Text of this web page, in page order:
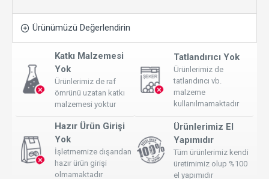
Katkı Malzemesi
Yok
Ürünlerimiz de raf
ömrünü uzatan katkı
malzemesi yoktur
Tatlandırıcı Yok
Ürünlerimiz de
tatlandırıcı vb.
malzeme
kullanılmamaktadır
Hazır Ürün Girişi
Yok
İşletmemize dışarıdan
hazır ürün girişi
olmamaktadır
Ürünlerimiz El
Yapımıdır
Tüm ürünlerimiz kendi
üretimimiz olup %100
el yapımıdır
Ürünümüzü Değerlendirin